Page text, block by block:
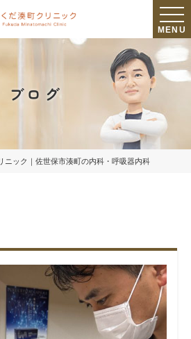
MENU
ブログ
ニック｜佐世保市湊町の内科・呼吸器内科